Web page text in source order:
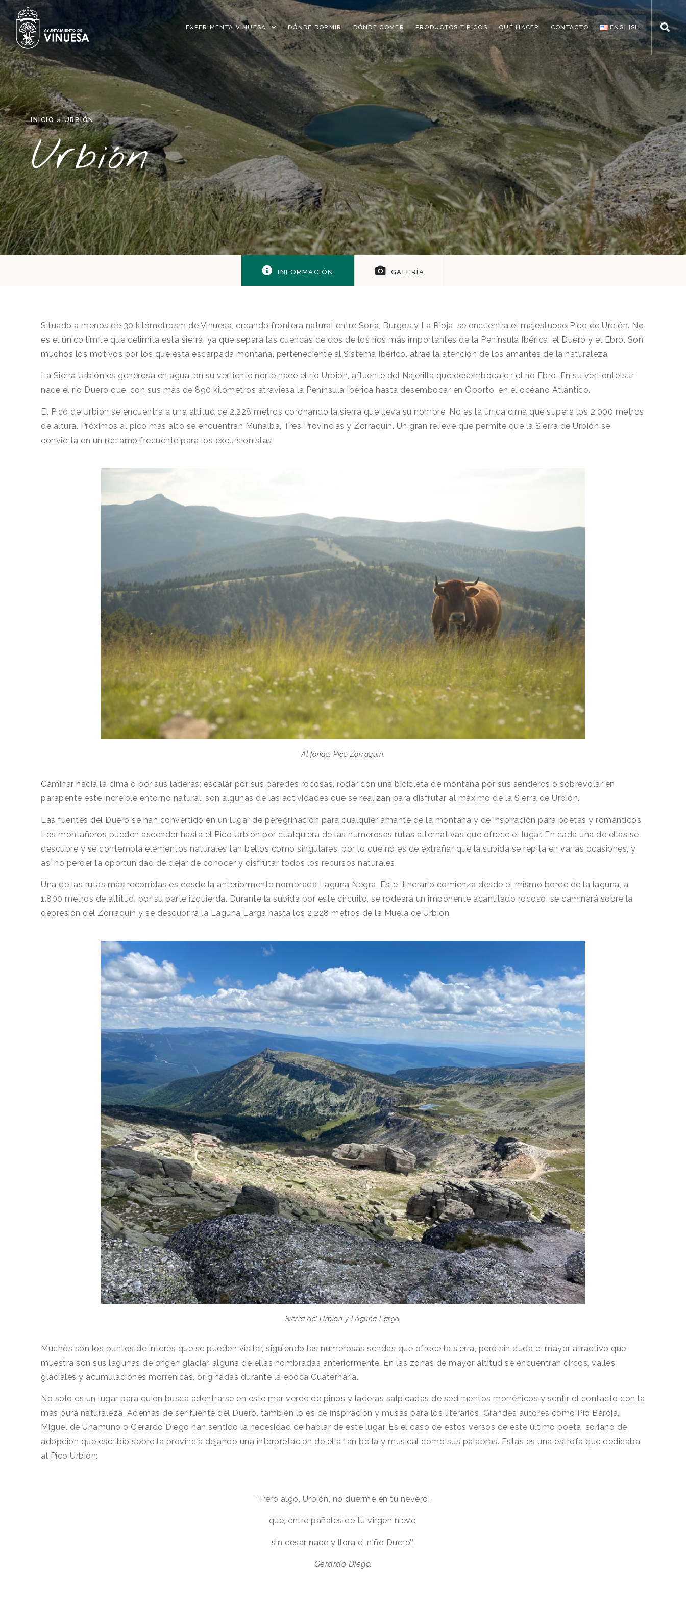
EXPERIMENTA VINUESA DÓNDE DORMIR DÓNDE COMER PRODUCTOS TÍPICOS QUÉ HACER CONTACTO ENGLISH
INICIO»URBIÓN
Urbión
INFORMACIÓN GALERÍA
Situado a menos de 30 kilómetrosm de Vinuesa, creando frontera natural entre Soria, Burgos y La Rioja, se encuentra el majestuoso Pico de Urbión. No
es el único límite que delimita esta sierra, ya que separa las cuencas de dos de los ríos más importantes de la Península Ibérica: el Duero y el Ebro. Son
muchos los motivos por los que esta escarpada montaña, perteneciente al Sistema Ibérico, atrae la atención de los amantes de la naturaleza.
La Sierra Urbión es generosa en agua, en su vertiente norte nace el río Urbión, afluente del Najerilla que desemboca en el río Ebro. En su vertiente sur
nace el río Duero que, con sus más de 890 kilómetros atraviesa la Península Ibérica hasta desembocar en Oporto, en el océano Atlántico.
El Pico de Urbión se encuentra a una altitud de 2.228 metros coronando la sierra que lleva su nombre. No es la única cima que supera los 2.000 metros
de altura. Próximos al pico más alto se encuentran Muñalba, Tres Provincias y Zorraquín. Un gran relieve que permite que la Sierra de Urbión se
convierta en un reclamo frecuente para los excursionistas.
Al fondo, Pico Zorraquín.
Caminar hacia la cima o por sus laderas; escalar por sus paredes rocosas, rodar con una bicicleta de montaña por sus senderos o sobrevolar en
parapente este increíble entorno natural; son algunas de las actividades que se realizan para disfrutar al máximo de la Sierra de Urbión.
Las fuentes del Duero se han convertido en un lugar de peregrinación para cualquier amante de la montaña y de inspiración para poetas y románticos.
Los montañeros pueden ascender hasta el Pico Urbión por cualquiera de las numerosas rutas alternativas que ofrece el lugar. En cada una de ellas se
descubre y se contempla elementos naturales tan bellos como singulares, por lo que no es de extrañar que la subida se repita en varias ocasiones, y
así no perder la oportunidad de dejar de conocer y disfrutar todos los recursos naturales.
Una de las rutas más recorridas es desde la anteriormente nombrada Laguna Negra. Este itinerario comienza desde el mismo borde de la laguna, a
1.800 metros de altitud, por su parte izquierda. Durante la subida por este circuito, se rodeará un imponente acantilado rocoso, se caminará sobre la
depresión del Zorraquín y se descubrirá la Laguna Larga hasta los 2.228 metros de la Muela de Urbión.
Sierra del Urbión y Laguna Larga.
Muchos son los puntos de interés que se pueden visitar, siguiendo las numerosas sendas que ofrece la sierra, pero sin duda el mayor atractivo que
muestra son sus lagunas de origen glaciar, alguna de ellas nombradas anteriormente. En las zonas de mayor altitud se encuentran circos, valles
glaciales y acumulaciones morrénicas, originadas durante la época Cuaternaria.
No solo es un lugar para quien busca adentrarse en este mar verde de pinos y laderas salpicadas de sedimentos morrénicos y sentir el contacto con la
más pura naturaleza. Además de ser fuente del Duero, también lo es de inspiración y musas para los literarios. Grandes autores como Pío Baroja,
Miguel de Unamuno o Gerardo Diego han sentido la necesidad de hablar de este lugar. Es el caso de estos versos de este último poeta, soriano de
adopción que escribió sobre la provincia dejando una interpretación de ella tan bella y musical como sus palabras. Estas es una estrofa que dedicaba
al Pico Urbión:
‘’Pero algo, Urbión, no duerme en tu nevero,
que, entre pañales de tu virgen nieve,
sin cesar nace y llora el niño Duero’’.
Gerardo Diego.